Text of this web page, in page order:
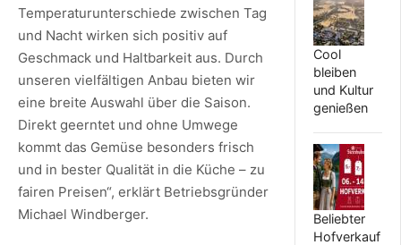
Temperaturunterschiede zwischen Tag
und Nacht wirken sich positiv auf
Geschmack und Haltbarkeit aus. Durch
unseren vielfältigen Anbau bieten wir
eine breite Auswahl über die Saison.
Direkt geerntet und ohne Umwege
kommt das Gemüse besonders frisch
und in bester Qualität in die Küche – zu
fairen Preisen“, erklärt Betriebsgründer
Michael Windberger.
Cool
bleiben
und Kultur
genießen
Beliebter
Hofverkauf